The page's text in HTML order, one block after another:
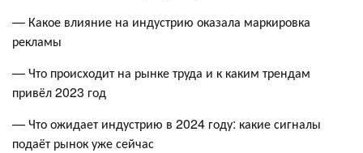
— Какое влияние на индустрию оказала маркировка
рекламы
— Что происходит на рынке труда и к каким трендам
привёл 2023 год
— Что ожидает индустрию в 2024 году: какие сигналы
подаёт рынок уже сейчас